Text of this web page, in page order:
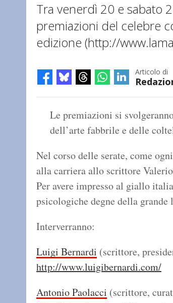
Tra venerdì 20 e sabato
premiazioni del celebre
edizione (http://
Articolo di
Le premiazioni si
dell’arte fabbrile e delle
Nel corso delle serate, come
alla carriera allo scrittore
Per avere impresso al giallo
psicologiche degne della grande
Interverranno:
Luigi Bernardi (scrittore,
http://www.luigibernardi.com/
Antonio Paolacci (scrittore,